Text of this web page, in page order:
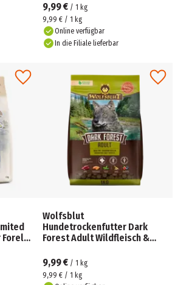
9,99 € / 1 kg
9,99 € / 1 kg
Online verfügbar
In die Filiale lieferbar
Wolfsblut
Hundetrockenfutter Dark
Forest Adult Wildfleisch &
9,99 € / 1 kg
9,99 € / 1 kg